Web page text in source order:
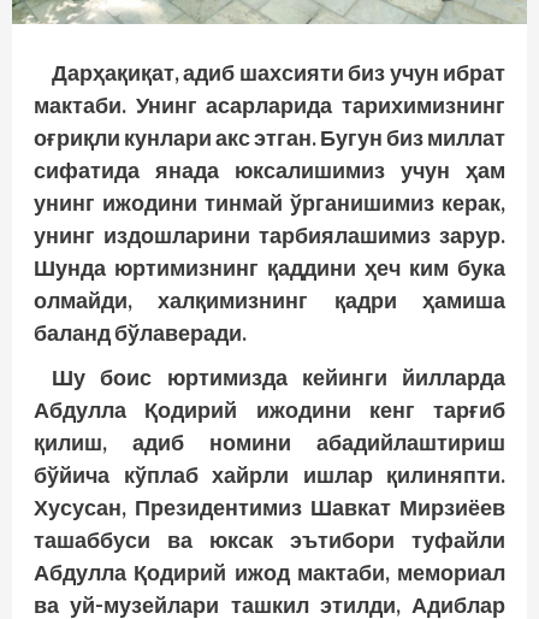
Дарҳақиқат, адиб шахсияти биз учун ибрат
мактаби. Унинг асарларида тарихимизнинг
оғриқли кунлари акс этган. Бугун биз миллат
сифатида янада юксалишимиз учун ҳам
унинг ижодини тинмай ўрганишимиз керак,
унинг издошларини тарбиялашимиз зарур.
Шунда юртимизнинг қаддини ҳеч ким бука
олмайди, халқимизнинг қадри ҳамиша
баланд бўлаверади.
Шу боис юртимизда кейинги йилларда
Абдулла Қодирий ижодини кенг тарғиб
қилиш, адиб номини абадийлаштириш
бўйича кўплаб хайрли ишлар қилиняпти.
Хусусан, Президентимиз Шавкат Мирзиёев
ташаббуси ва юксак эътибори туфайли
Абдулла Қодирий ижод мактаби, мемориал
ва уй-музейлари ташкил этилди, Адиблар